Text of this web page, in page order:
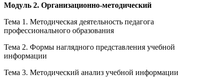
Модуль 2. Организационно-методический
Тема 1. Методическая деятельность педагога
профессионального образования
Тема 2. Формы наглядного представления учебной
информации
Тема 3. Методический анализ учебной информации